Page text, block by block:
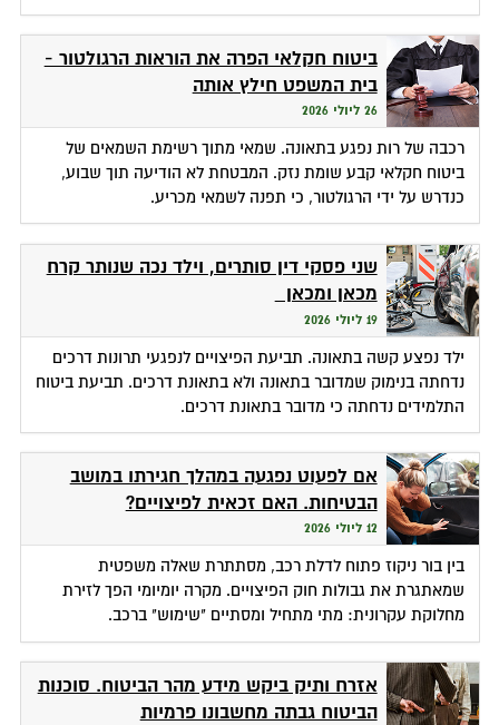
ביטוח חקלאי הפרה את הוראות הרגולטור -
בית המשפט חילץ אותה
26 ליולי 2026
רכבה של רות נפגע בתאונה. שמאי מתוך רשימת השמאים של
ביטוח חקלאי קבע שומת נזק. המבטחת לא הודיעה תוך שבוע,
כנדרש על ידי הרגולטור, כי תפנה לשמאי מכריע.
שני פסקי דין סותרים, וילד נכה שנותר קרח
מכאן ומכאן
19 ליולי 2026
ילד נפצע קשה בתאונה. תביעת הפיצויים לנפגעי תרונות דרכים
נדחתה בנימוק שמדובר בתאונה ולא בתאונת דרכים. תביעת ביטוח
התלמידים נדחתה כי מדובר בתאונת דרכים.
אם לפעוט נפגעה במהלך חגירתו במושב
הבטיחות. האם זכאית לפיצויים?
12 ליולי 2026
בין בור ניקוז פתוח לדלת רכב, מסתתרת שאלה משפטית
שמאתגרת את גבולות חוק הפיצויים. מקרה יומיומי הפך לזירת
מחלוקת עקרונית: מתי מתחיל ומסתיים "שימוש" ברכב.
אזרח ותיק ביקש מידע מהר הביטוח. סוכנות
הביטוח גבתה מחשבונו פרמיות